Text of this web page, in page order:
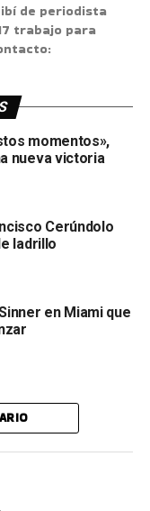
de periodista
trabajo para
momentos»,
nueva victoria
Cerúndolo
ladrillo
en Miami que